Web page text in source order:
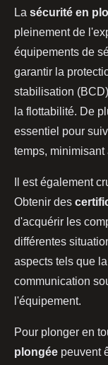
La sécurité en
pleinement de
équipements de
garantir la
stabilisation
la flottabilité. De
essentiel pour
temps,
Il est également
Obtenir des
d'acquérir les
différentes
aspects tels que
communication
l'équipement.
Pour plonger en
plongée peuvent